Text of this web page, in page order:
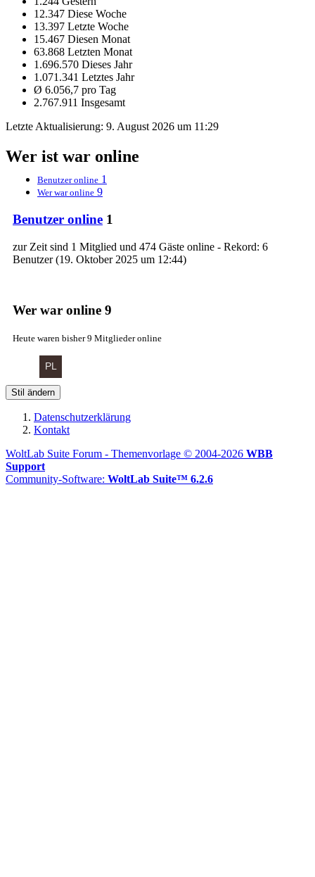
12.347 Diese Woche
13.397 Letzte Woche
15.467 Diesen Monat
63.868 Letzten Monat
1.696.570 Dieses Jahr
1.071.341 Letztes Jahr
Ø 6.056,7 pro Tag
2.767.911 Insgesamt
Letzte Aktualisierung: 9. August 2026 um 11:29
Wer ist war online
Benutzer online 1
Wer war online 9
Benutzer online 1
zur Zeit sind 1 Mitglied und 474 Gäste online - Rekord: 6
Benutzer (19. Oktober 2025 um 12:44)
Wer war online 9
Heute waren bisher 9 Mitglieder online
Stil ändern
Datenschutzerklärung
Kontakt
WoltLab Suite Forum - Themenvorlage © 2004-2026 WBB
Support
Community-Software: WoltLab Suite™ 6.2.6